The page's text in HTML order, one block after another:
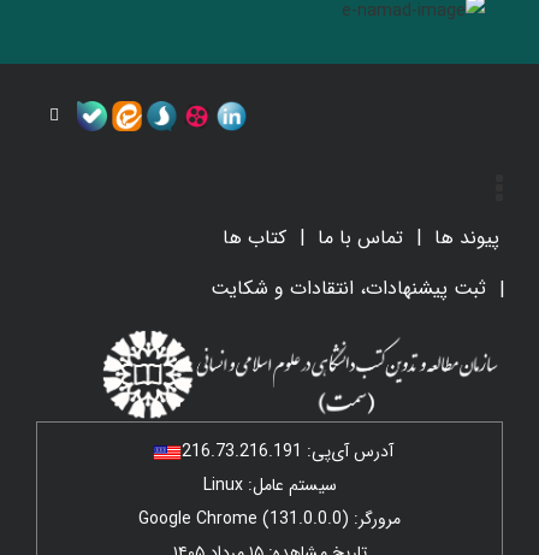
پیوند ها تماس با ما
کتاب ها
ثبت پیشنهادات، انتقادات و شکایت
آدرس آی‌پی: 216.73.216.191
سیستم عامل: Linux
مرورگر: Google Chrome (131.0.0.0)